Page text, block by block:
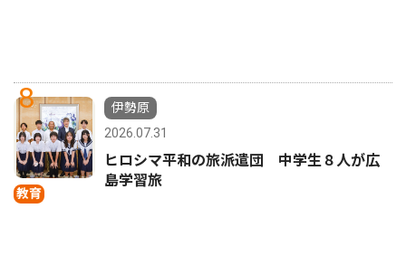
8
教育
伊勢原
2026.07.31
ヒロシマ平和の旅派遣団 中学生８人が広
島学習旅